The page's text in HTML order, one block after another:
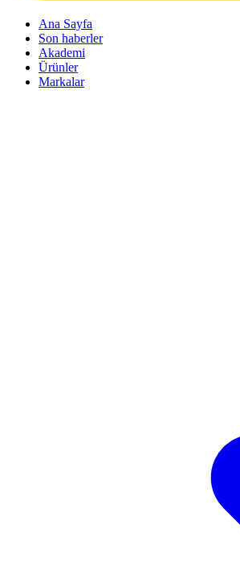
Ana Sayfa
Son haberler
Akademi
Ürünler
Markalar